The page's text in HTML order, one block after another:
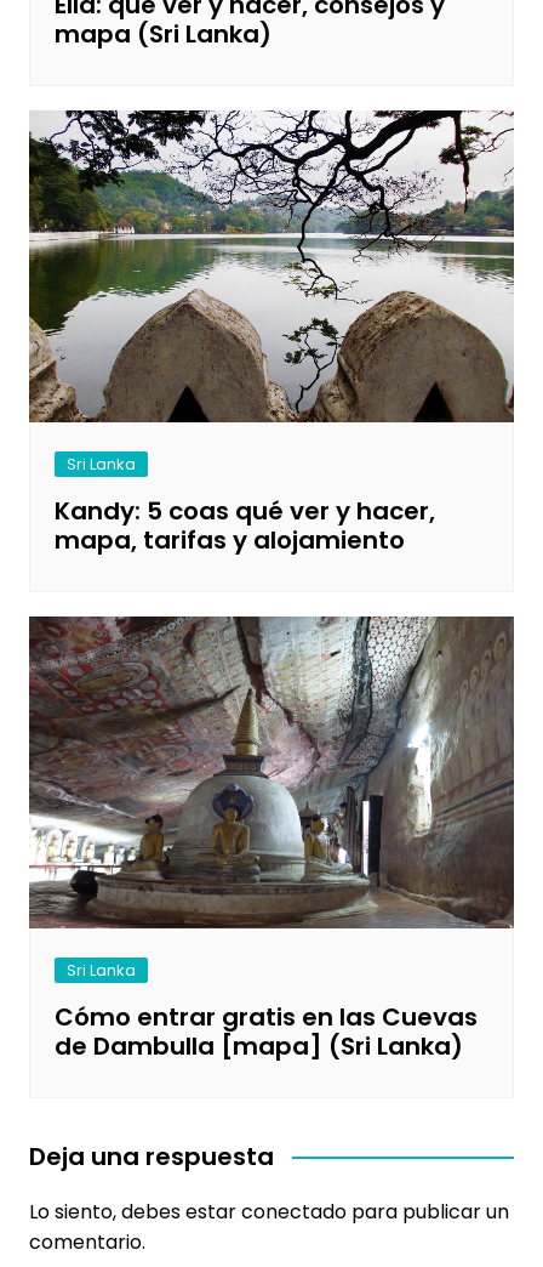
mapa (Sri Lanka)
Sri Lanka
Kandy: 5 coas qué ver y hacer,
mapa, tarifas y alojamiento
Sri Lanka
Cómo entrar gratis en las Cuevas
de Dambulla [mapa] (Sri Lanka)
Deja una respuesta
Lo siento, debes estarconectadopara publicar un
comentario.